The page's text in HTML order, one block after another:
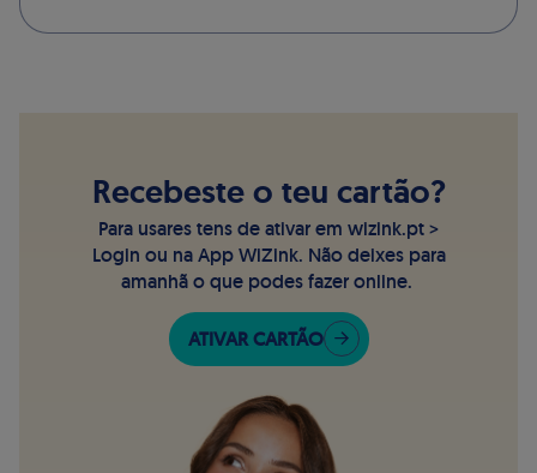
Recebeste o teu cartão?
Para usares tens de ativar em wizink.pt >
Login ou na App WiZink. Não deixes para
amanhã o que podes fazer online.
ATIVAR CARTÃO